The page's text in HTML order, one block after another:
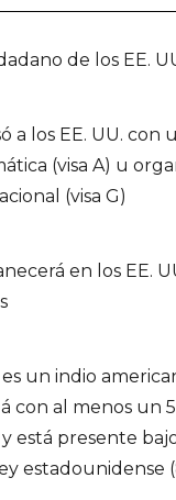
de los EE.
a los EE. UU. con
(visa A) u
(visa G)
en los EE.
un indio
con al menos un
está presente
estadounidense